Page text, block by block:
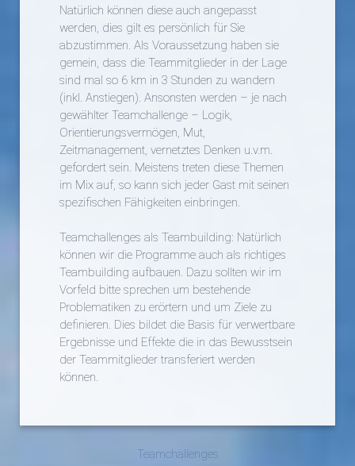
Natürlich können diese auch angepasst
werden, dies gilt es persönlich für Sie
abzustimmen. Als Voraussetzung haben sie
gemein, dass die Teammitglieder in der Lage
sind mal so 6 km in 3 Stunden zu wandern
(inkl. Anstiegen). Ansonsten werden – je nach
gewählter Teamchallenge – Logik,
Orientierungsvermögen, Mut,
Zeitmanagement, vernetztes Denken u.v.m.
gefordert sein. Meistens treten diese Themen
im Mix auf, so kann sich jeder Gast mit seinen
spezifischen Fähigkeiten einbringen.
Teamchallenges als Teambuilding: Natürlich
können wir die Programme auch als richtiges
Teambuilding aufbauen. Dazu sollten wir im
Vorfeld bitte sprechen um bestehende
Problematiken zu erörtern und um Ziele zu
definieren. Dies bildet die Basis für verwertbare
Ergebnisse und Effekte die in das Bewusstsein
der Teammitglieder transferiert werden
können.
Teamchallenges